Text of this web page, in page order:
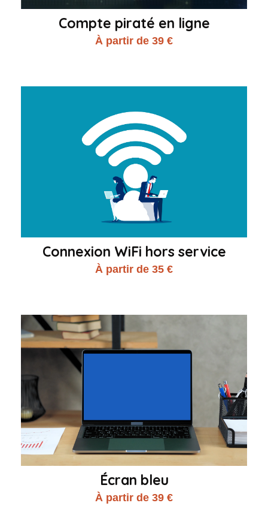
Compte piraté en ligne
À partir de 39 €
Connexion WiFi hors service
À partir de 35 €
Écran bleu
À partir de 39 €